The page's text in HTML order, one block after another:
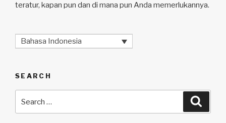
teratur, kapan pun dan di mana pun Anda memerlukannya.
Bahasa Indonesia
SEARCH
for: